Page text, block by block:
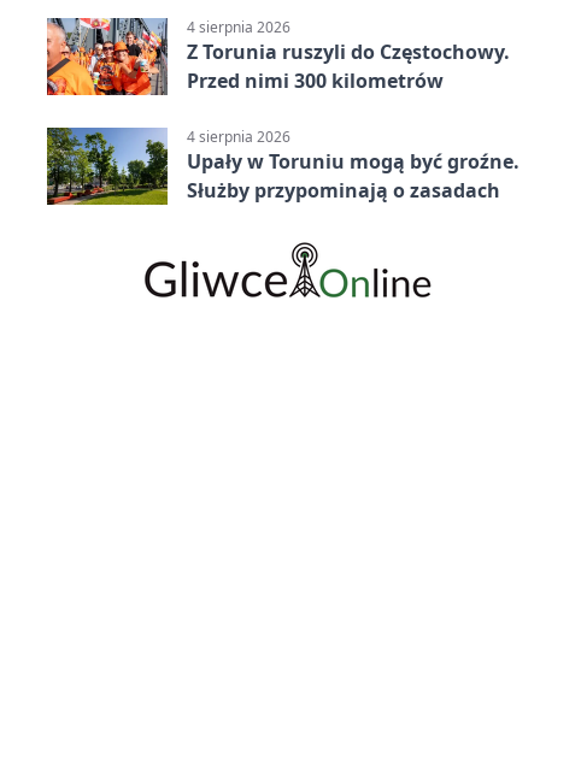
4 sierpnia 2026
Z Torunia ruszyli do Częstochowy.
Przed nimi 300 kilometrów
4 sierpnia 2026
Upały w Toruniu mogą być groźne.
Służby przypominają o zasadach